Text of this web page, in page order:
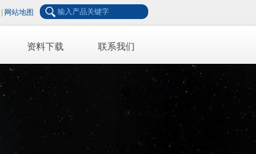
网站地图
资料下载 联系我们